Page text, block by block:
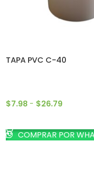
TAPA PVC C-40
$7.98 - $26.79
COMPRAR POR